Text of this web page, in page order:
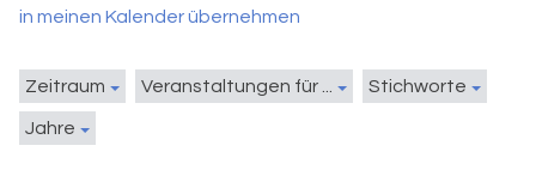
in meinen Kalender übernehmen
Zeitraum Veranstaltungen für ... Stichworte
Jahre